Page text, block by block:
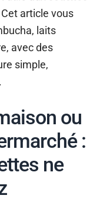
article vous
laits
avec des
simple,
ou
:
ne